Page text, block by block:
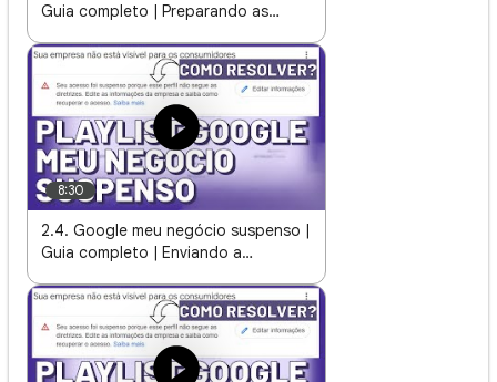
Guia completo | Preparando as
8:30
2.4. Google meu negócio suspenso |
Guia completo | Enviando a
Google